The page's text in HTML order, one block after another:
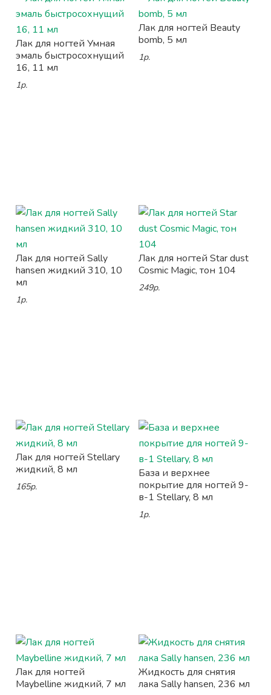
Лак для ногтей Умная
эмаль быстросохнущий
16, 11 мл
1р.
Лак для ногтей Beauty
bomb, 5 мл
1р.
Лак для ногтей Sally
hansen жидкий 310, 10
мл
1р.
Лак для ногтей Star dust
Cosmic Magic, тон 104
249р.
Лак для ногтей Stellary
жидкий, 8 мл
165р.
База и верхнее
покрытие для ногтей 9-
в-1 Stellary, 8 мл
1р.
Лак для ногтей
Maybelline жидкий, 7 мл
Жидкость для снятия
лака Sally hansen, 236 мл